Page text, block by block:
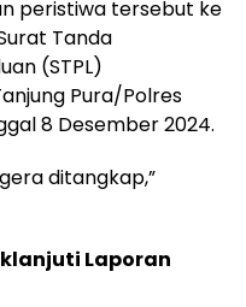
peristiwa tersebut ke
Tanda
(STPL)
Pura/Polres
8 Desember 2024.
ditangkap,”
Laporan